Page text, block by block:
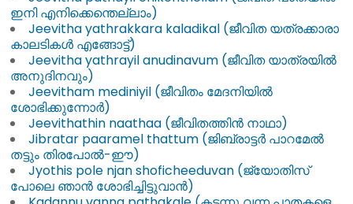
ഇനി എനിക്കെന്തെല്ലാം)
Jeevitha yathrakkara kaladikal (ജീവിത യത്രക്കാരാ
കാലടികൾ എങ്ങോട്ട്)
Jeevitha yathrayil anudinavum (ജീവിത യാത്രയിൽ
അനുദിനവും)
Jeevitham mediniyil (ജീവിതം മേദനിയിൽ
ശോഭിക്കുന്നോർ)
Jeevithathin naathaa (ജീവിതത്തിൻ നാഥാ)
Jibratar paaramel thattum (ജിബ്രാട്ടർ പാറമേൽ
തട്ടും തിരപോൽ-ഈ)
Jyothis pole njan shoficheeduvan (ജ്യോതിസ്
പോലെ ഞാൻ ശോഭിച്ചിട്ടുവാൻ)